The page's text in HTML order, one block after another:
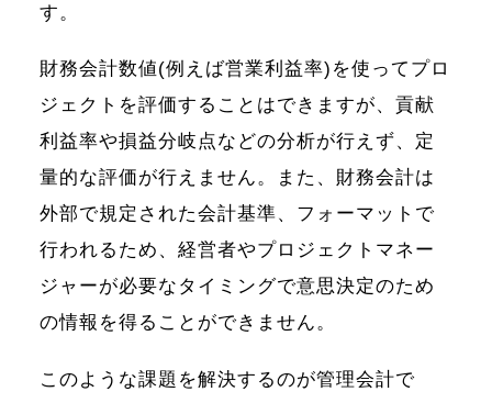
す。
財務会計数値(例えば営業利益率)を使ってプロ
ジェクトを評価することはできますが、貢献
利益率や損益分岐点などの分析が行えず、定
量的な評価が行えません。また、財務会計は
外部で規定された会計基準、フォーマットで
行われるため、経営者やプロジェクトマネー
ジャーが必要なタイミングで意思決定のため
の情報を得ることができません。
このような課題を解決するのが管理会計で